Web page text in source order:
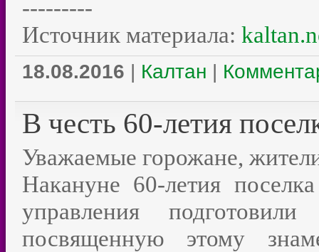
---------
Источник материала:
18.08.2016 | Калтан |
В честь 60-летия
Уважаемые горожане,
Накануне 60-летия
управления
посвященную этому